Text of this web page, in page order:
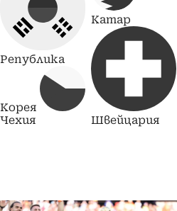
Република
Корея
Чехия
Катар
Швейцария